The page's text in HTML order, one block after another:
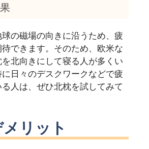
の磁場の向きに沿うため、疲
できます。そのため、欧米な
北向きにして寝る人が多くい
日々のデスクワークなどで疲
人は、ぜひ北枕を試してみて
リット